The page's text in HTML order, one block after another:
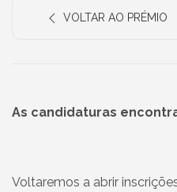
VOLTAR AO PRÉMIO
As candidaturas
Voltaremos a abrir